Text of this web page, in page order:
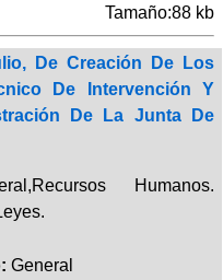
Tamaño:88 kb
De Creación De Los
De Intervención Y
De La Junta De
Humanos.
General